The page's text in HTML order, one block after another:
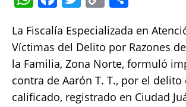
at
s
A
p
c
e
b
o
it
te
r
p
y
Li
n
a
re
La Fiscalía Especializada en
Víctimas del Delito por Razones
la Familia, Zona Norte, formuló
contra de Aarón T. T., por el
calificado, registrado en Ciudad